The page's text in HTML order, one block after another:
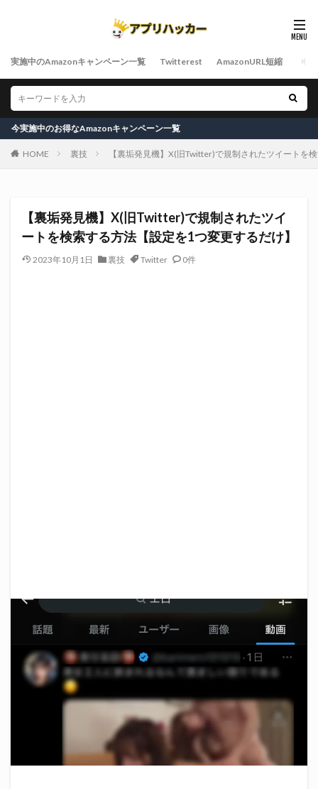
実施中のAmazonキャンペーン一覧 Twitterest AmazonURL短縮
得なAmazonキャンペーン一覧
HOME 裏技 【裏垢発見機】X(旧Twitter)で規制されたツイートを
【裏垢発見機】X(旧Twitter)で規制されたツイ
ートを検索する方法【設定を1つ変更するだけ】
2023年10月1日 裏技 Twitter 0件